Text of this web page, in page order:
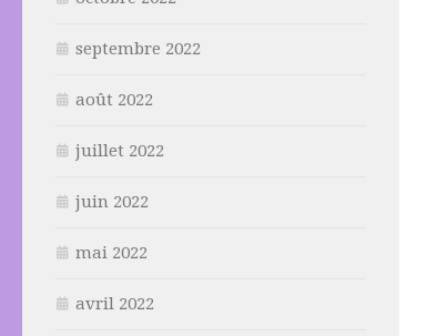
septembre 2022
août 2022
juillet 2022
juin 2022
mai 2022
avril 2022